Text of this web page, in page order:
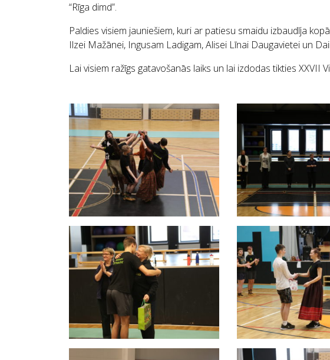
“Rīga dimd”.
Paldies visiem jauniešiem, kuri ar patiesu smaidu izbaudīja
Ilzei Mažānei, Ingusam Ladigam, Alisei Līnai Daugavietei un
Lai visiem ražīgs gatavošanās laiks un lai izdodas tikties XXVII